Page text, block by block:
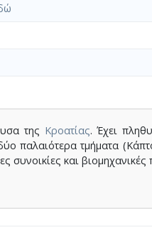
της Κροατίας. Έχει
παλαιότερα τμήματα
συνοικίες και βιομηχανικές